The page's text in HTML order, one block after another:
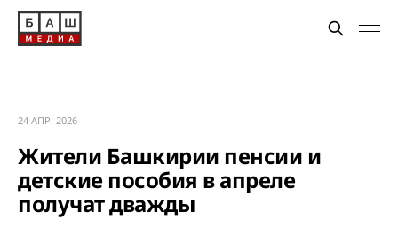
24 АПР. 2026
Жители Башкирии пенсии и
детские пособия в апреле
получат дважды